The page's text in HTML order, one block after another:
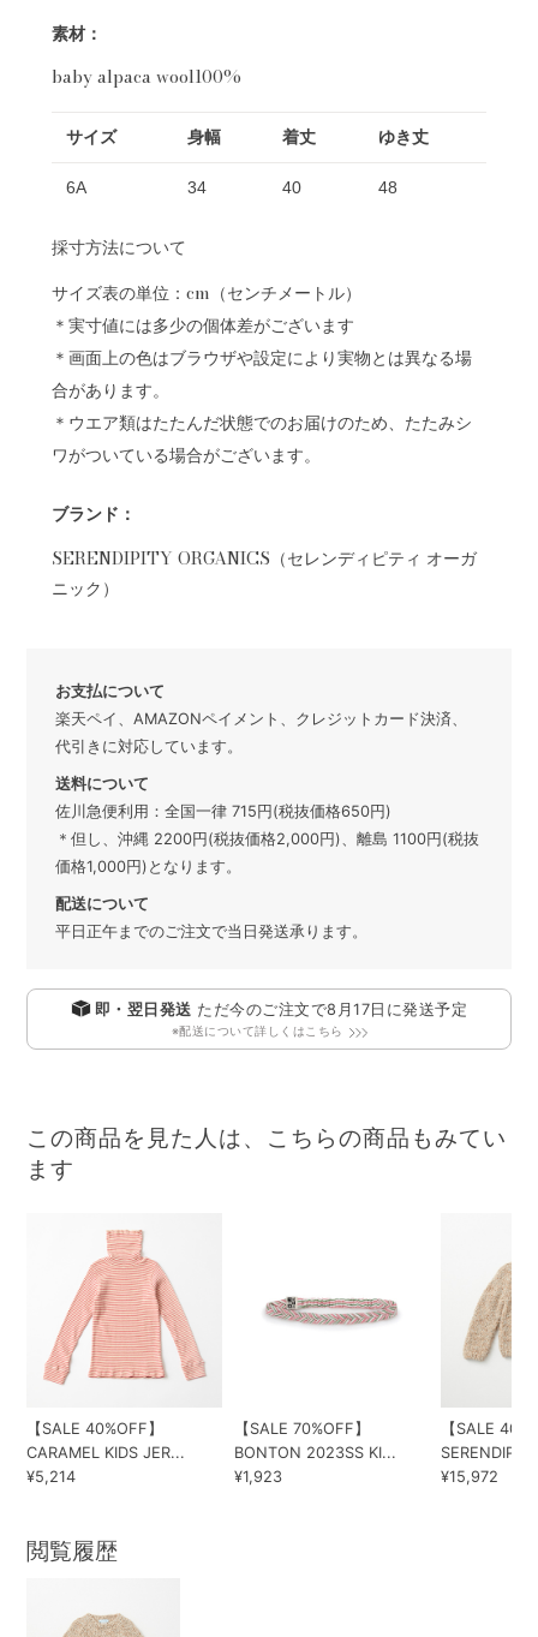
素材：
baby alpaca wool100%
サイズ 身幅 着丈 ゆき丈
6A 34 40 48
採寸方法について
サイズ表の単位：cm（センチメートル）
＊実寸値には多少の個体差がございます
＊画面上の色はブラウザや設定により実物とは異なる場
合があります。
＊ウエア類はたたんだ状態でのお届けのため、たたみシ
ワがついている場合がございます。
ブランド：
SERENDIPITY ORGANICS（セレンディピティ オーガ
ニック）
お支払について
楽天ペイ、AMAZONペイメント、クレジットカード決済、
代引きに対応しています。
送料について
佐川急便利用：全国一律 715円(税抜価格650円)
＊但し、沖縄 2200円(税抜価格2,000円)、離島 1100円(税抜
価格1,000円)となります。
配送について
平日正午までのご注文で当日発送承ります。
即・翌日発送 ただ今のご注文で8月17日 に発送予定
※配送について詳しくはこちら
この商品を見た人は、こちらの商品もみてい
ます
【SALE 40%OFF】
CARAMEL KIDS JER...
¥5,214
【SALE 70%OFF】
BONTON 2023SS KI...
¥1,923
【SALE
¥15,972
閲覧履歴